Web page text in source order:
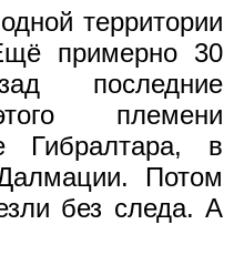
территории
примерно 30
последние
племени
Гибралтара, в
Потом
без следа. А